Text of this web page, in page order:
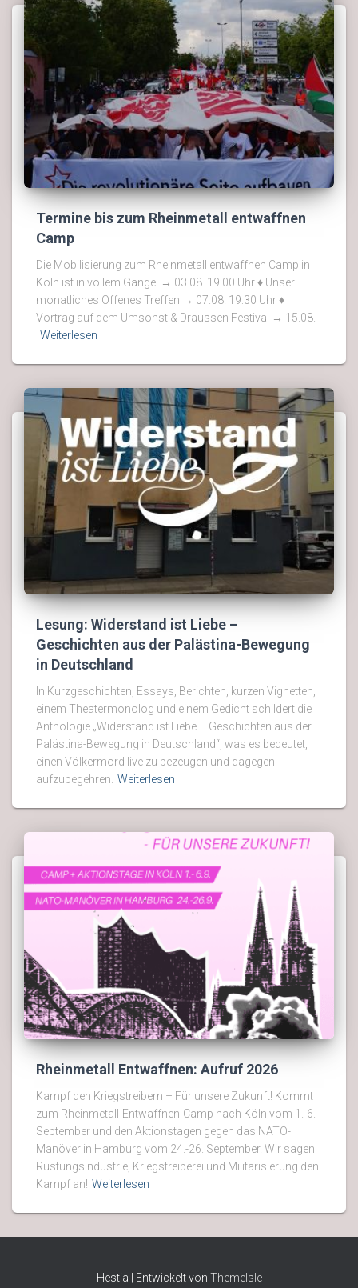
Termine bis zum Rheinmetall entwaffnen
Camp
Die Mobilisierung zum Rheinmetall entwaffnen Camp in
Köln ist in vollem Gange! → 03.08. 19:00 Uhr ♦ Unser
monatliches Offenes Treffen → 07.08. 19:30 Uhr ♦
Vortrag auf dem Umsonst & Draussen Festival → 15.08.
Weiterlesen
Lesung: Widerstand ist Liebe –
Geschichten aus der Palästina-Bewegung
in Deutschland
In Kurzgeschichten, Essays, Berichten, kurzen Vignetten,
einem Theatermonolog und einem Gedicht schildert die
Anthologie „Widerstand ist Liebe – Geschichten aus der
Palästina-Bewegung in Deutschland“, was es bedeutet,
einen Völkermord live zu bezeugen und dagegen
aufzubegehren. Weiterlesen
Rheinmetall Entwaffnen: Aufruf 2026
Kampf den Kriegstreibern – Für unsere Zukunft! Kommt
zum Rheinmetall-Entwaffnen-Camp nach Köln vom 1.-6.
September und den Aktionstagen gegen das NATO-
Manöver in Hamburg vom 24.-26. September. Wir sagen
Rüstungsindustrie, Kriegstreiberei und Militarisierung den
Kampf an! Weiterlesen
Hestia | Entwickelt von ThemeIsle